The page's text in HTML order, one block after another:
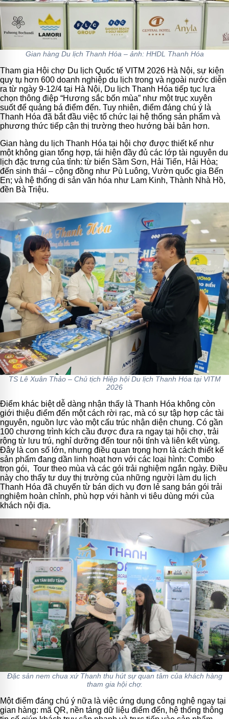
Gian hàng Du lịch Thanh Hóa – ảnh: HHDL Thanh Hóa
Tham gia Hội chợ Du lịch Quốc tế VITM 2026 Hà Nội, sự kiện
quy tụ hơn 600 doanh nghiệp du lịch trong và ngoài nước diễn
ra từ ngày 9-12/4 tại Hà Nội, Du lịch Thanh Hóa tiếp tục lựa
chọn thông điệp “Hương sắc bốn mùa” như một trục xuyên
suốt để quảng bá điểm đến. Tuy nhiên, điểm đáng chú ý là
Thanh Hóa đã bắt đầu việc tổ chức lại hệ thống sản phẩm và
phương thức tiếp cận thị trường theo hướng bài bản hơn.
Gian hàng du lịch Thanh Hóa tại hội chợ được thiết kế như
một không gian tổng hợp, tái hiện đầy đủ các lớp tài nguyên du
lịch đặc trưng của tỉnh: từ biển Sầm Sơn, Hải Tiến, Hải Hòa;
đến sinh thái – cộng đồng như Pù Luông, Vườn quốc gia Bến
En; và hệ thống di sản văn hóa như Lam Kinh, Thành Nhà Hồ,
đền Bà Triệu.
TS Lê Xuân Thảo – Chủ tịch Hiệp hội Du lịch Thanh Hóa tại VITM
2026
Điểm khác biệt dễ dàng nhận thấy là Thanh Hóa không còn
giới thiệu điểm đến một cách rời rạc, mà có sự tập hợp các tài
nguyên, nguồn lực vào một cấu trúc nhận diện chung. Có gần
100 chương trình kích cầu được đưa ra ngay tại hội chợ, trải
rộng từ lưu trú, nghỉ dưỡng đến tour nội tỉnh và liên kết vùng.
Đây là con số lớn, nhưng điều quan trọng hơn là cách thiết kế
sản phẩm đang dần linh hoạt hơn với các loại hình: Combo
trọn gói, Tour theo mùa và các gói trải nghiệm ngắn ngày. Điều
này cho thấy tư duy thị trường của những người làm du lịch
Thanh Hóa đã chuyển từ bán dịch vụ đơn lẻ sang bán gói trải
nghiệm hoàn chỉnh, phù hợp với hành vi tiêu dùng mới của
khách nội địa.
Đặc sản nem chua xứ Thanh thu hút sự quan tâm của khách hàng
tham gia hội chợ.
Một điểm đáng chú ý nữa là việc ứng dụng công nghệ ngay tại
gian hàng: mã QR, nền tảng dữ liệu điểm đến, hệ thống thông